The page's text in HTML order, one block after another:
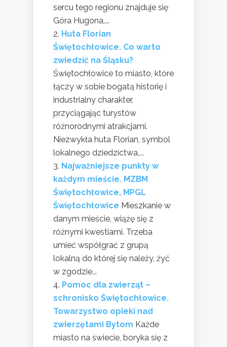
sercu tego regionu znajduje się
Góra Hugona,...
Huta Florian
Świętochłowice. Co warto
zwiedzić na Śląsku?
Świętochłowice to miasto, które
łączy w sobie bogatą historię i
industrialny charakter,
przyciągając turystów
różnorodnymi atrakcjami.
Niezwykła huta Florian, symbol
lokalnego dziedzictwa,...
Najważniejsze punkty w
każdym mieście. MZBM
Świętochłowice, MPGL
Świętochłowice Mieszkanie w
danym mieście, wiążę się z
różnymi kwestiami. Trzeba
umieć współgrać z grupą
lokalną do której się należy, żyć
w zgodzie...
Pomoc dla zwierząt –
schronisko Świętochłowice.
Towarzystwo opieki nad
zwierzętami Bytom Każde
miasto na świecie, boryka się z